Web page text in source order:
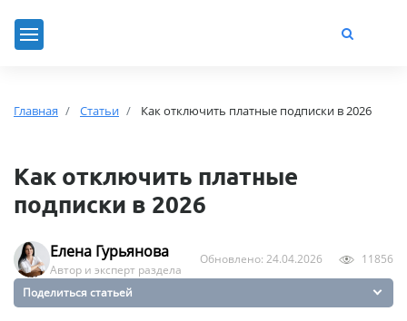
Главная Статьи Как отключить платные подписки в 2026
Как отключить платные
подписки в 2026
Елена Гурьянова
Автор и эксперт раздела
Обновлено: 24.04.2026 11856
Поделиться статьей